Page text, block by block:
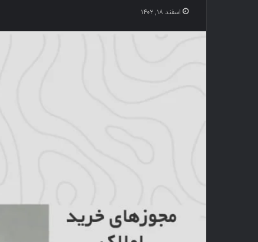
اسفند ۱۸, ۱۴۰۲